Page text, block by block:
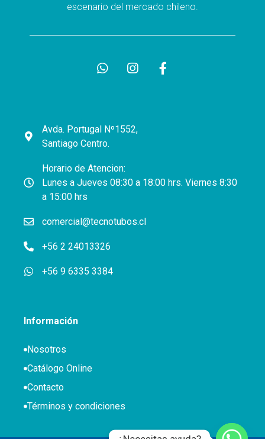
escenario del mercado chileno.
Avda. Portugal Nº1552,
Santiago Centro.
Horario de Atencion:
Lunes a Jueves 08:30 a 18:00 hrs. Viernes 8:30
a 15:00 hrs
comercial@tecnotubos.cl
+56 2 24013326
+56 9 6335 3384
Información
Nosotros
Catálogo Online
Contacto
Términos y condiciones